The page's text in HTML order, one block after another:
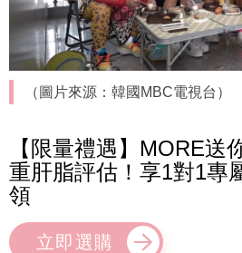
（圖片來源：韓國MBC電視台）
【限量禮遇】MORE送
重肝脂評估！享1對1專
領
立即選購